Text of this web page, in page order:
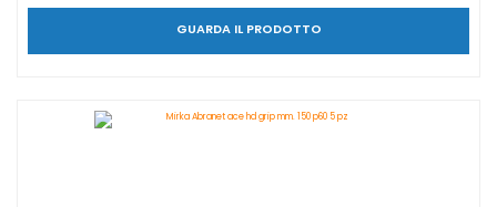
GUARDA IL PRODOTTO